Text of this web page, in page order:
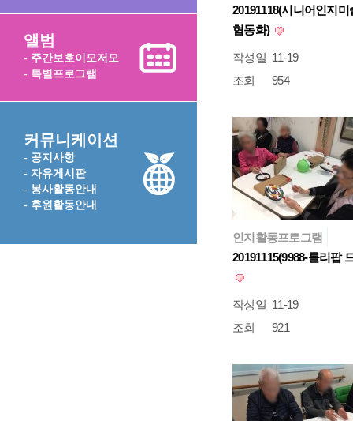
앨범
- 주간보호이모저모
- 특별프로그램
커뮤니케이션
- 공지사항
- 자유게시판
- 봉사활동안내
- 후원활동안내
20191118(시니어인지미
협동화)
작성일 11-19
조회
954
인지활동프로그램
20191115(9988-롤리팝
작성일 11-19
조회
921